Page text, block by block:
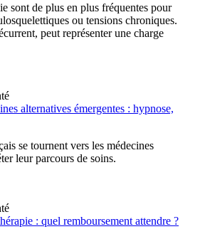
sont de plus en plus fréquentes pour
ou tensions chroniques.
peut représenter une charge
alternatives émergentes : hypnose,
se tournent vers les médecines
leur parcours de soins.
: quel remboursement attendre ?